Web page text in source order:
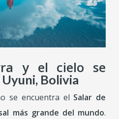
y el cielo se
Uyuni, Bolivia
se encuentra el Salar de
más grande del mundo.